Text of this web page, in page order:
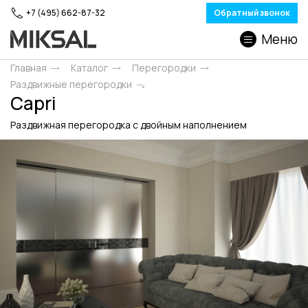
+7 (495) 662-87-32 Обратный звонок
Меню
Главная Каталог
Перегородки
Раздвижные перегородки
Capri
Раздвижная перегородка с двойным наполнением